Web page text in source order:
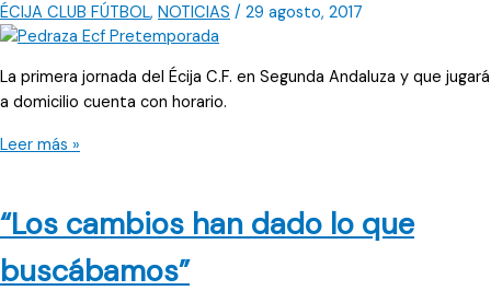
ÉCIJA CLUB FÚTBOL, NOTICIAS / 29 agosto, 2017
La primera jornada del Écija C.F. en Segunda Andaluza y que jugará
a domicilio cuenta con horario.
Primer
competición
Leer más »
“Los cambios han dado lo que
buscábamos”